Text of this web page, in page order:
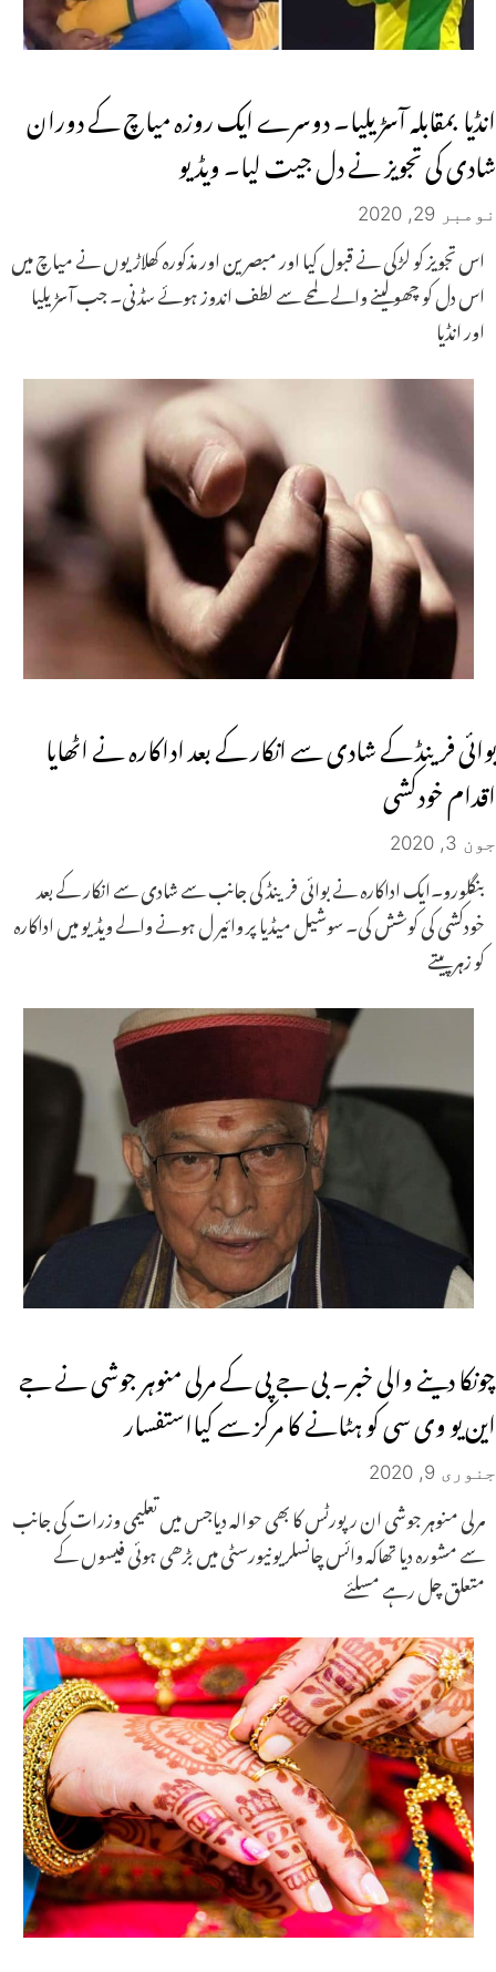
انڈیا بمقابلہ آسڑیلیا۔ دوسرے ایک روزہ میاچ کے دوران
شادی کی تجویز نے دل جیت لیا۔ ویڈیو
نومبر 29, 2020
اس تجویز کو لڑکی نے قبول کیا اور مبصرین اور مذکورہ کھلاڑیوں نے میاچ میں
اس دل کو چھولینے والے لمحے سے لطف اندوز ہوئے سڈنی۔ جب آسڑیلیا
اور انڈیا
بوائی فرینڈ کے شادی سے انکار کے بعد اداکارہ نے اٹھایا
اقدام خودکشی
جون 3, 2020
بنگلورو۔ایک اداکارہ نے بوائی فرینڈ کی جانب سے شادی سے انکار کے بعد
خودکشی کی کوشش کی۔ سوشیل میڈیا پر وائیر ل ہونے والے ویڈیو میں اداکارہ
کو زہر پیتے
چونکا دینے والی خبر۔ بی جے پی کے مرلی منوہر جوشی نے جے
این یو وی سی کو ہٹانے کا مرکز سے کیااستفسار
جنوری 9, 2020
مرلی منوہر جوشی ان رپورٹس کا بھی حوالہ دیاجس میں تعلیمی وزرات کی جانب
سے مشورہ دیا تھاکہ وائس چانسلر یونیورسٹی میں بڑھی ہوئی فیسوں کے
متعلق چل رہے مسلئے